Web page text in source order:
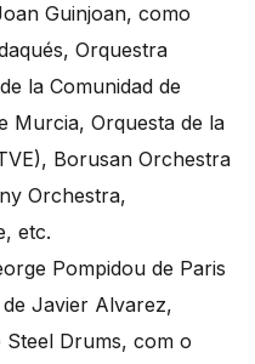
Guinjoan, como
Orquestra
la Comunidad de
Murcia, Orquesta de la
Borusan Orchestra
Orchestra,
etc.
Pompidou de Paris
Javier Alvarez,
Drums, com o